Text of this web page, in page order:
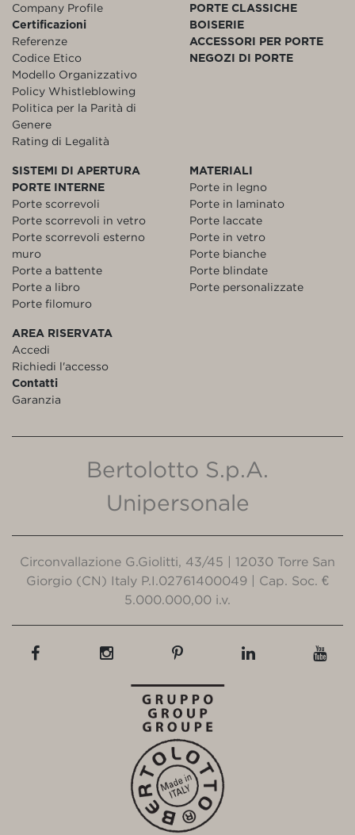
Company Profile
Certificazioni
Referenze
Codice Etico
Modello Organizzativo
Policy Whistleblowing
Politica per la Parità di
Genere
Rating di Legalità
PORTE CLASSICHE
BOISERIE
ACCESSORI PER PORTE
NEGOZI DI PORTE
SISTEMI DI APERTURA
PORTE INTERNE
Porte scorrevoli
Porte scorrevoli in vetro
Porte scorrevoli esterno
muro
Porte a battente
Porte a libro
Porte filomuro
MATERIALI
Porte in legno
Porte in laminato
Porte laccate
Porte in vetro
Porte bianche
Porte blindate
Porte personalizzate
AREA RISERVATA
Accedi
Richiedi l'accesso
Contatti
Garanzia
Bertolotto S.p.A.
Unipersonale
Circonvallazione G.Giolitti, 43/45 | 12030 Torre San
Giorgio (CN) Italy P.I.02761400049 | Cap. Soc. €
5.000.000,00 i.v.